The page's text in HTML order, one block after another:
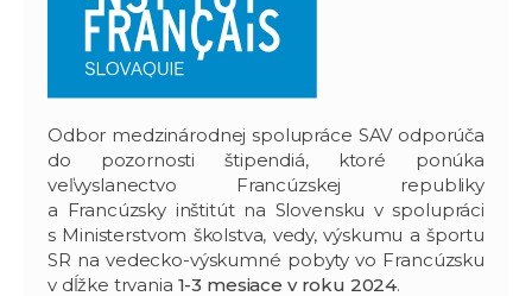
Odbor medzinárodnej spolupráce SAV odporúča
do pozornosti štipendiá, ktoré ponúka
veľvyslanectvo Francúzskej republiky
a Francúzsky inštitút na Slovensku v spolupráci
s Ministerstvom školstva, vedy, výskumu a športu
SR na vedecko-výskumné pobyty vo Francúzsku
v dĺžke trvania 1-3 mesiace v roku 2024.